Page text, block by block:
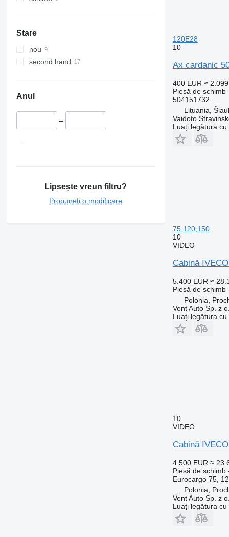
Stare
nou
second hand
Anul
–
Lipsește vreun filtru?
Propuneți o modificare
120E28
10
Ax cardanic
400 EUR ≈
Piesă de schimb
504151732
Lituania,
Vaidoto
Luați legătura
75,120,150
10
VIDEO
Cabină
5.400 EUR ≈
Piesă de schimb
Polonia,
Vent Auto Sp. z
Luați legătura
10
VIDEO
Cabină
4.500 EUR ≈
Piesă de schimb
Eurocargo 75,
Polonia,
Vent Auto Sp. z
Luați legătura